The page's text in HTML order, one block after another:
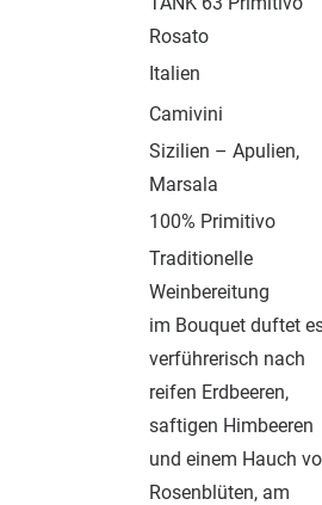
Rosato
Italien
Camivini
Sizilien – Apulien,
Marsala
100% Primitivo
Traditionelle
Weinbereitung
im Bouquet duftet
verführerisch nach
reifen Erdbeeren,
saftigen Himbeeren
und einem Hauch
Rosenblüten, am